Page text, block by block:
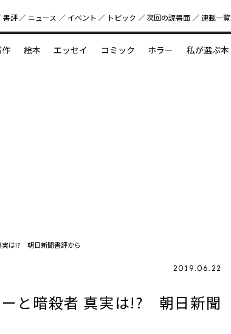
好書好日
書評 ニュース イベント トピック 次回の読書⾯ 連載一覧
絵本 エッセイ コミック ホラー 私が選ぶ本
実は!? 朝日新聞書評から
2019.06.22
と暗殺者 真実は!? 朝日新聞